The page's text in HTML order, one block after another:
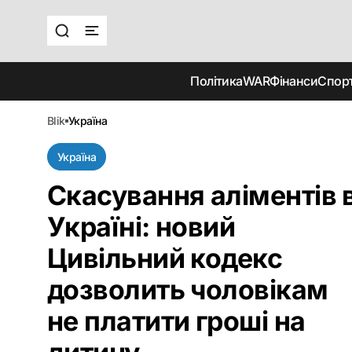
ПолітикаWARФінанси
blik україна
Україна
Скасування аліментів
Україні: новий
Цивільний кодекс
дозволить чоловікам
не платити гроші на